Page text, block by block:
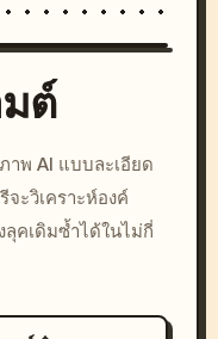
sunset, neon
8k --v 6.0
ต์
าพ AI แบบละเอียด
ะวิเคราะห์องค์
คเดิมซ้ำได้ในไม่กี่